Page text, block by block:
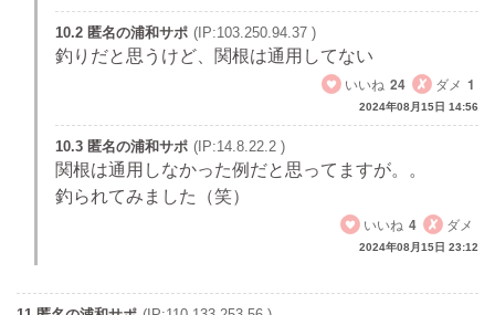
10.2 匿名の浦和サポ (IP:103.250.94.37 )
釣りだと思うけど、関根は通用してない
いいね 24 ダメ 1
2024年08月15日 14:56
10.3 匿名の浦和サポ (IP:14.8.22.2 )
関根は通用しなかった例だと思ってますが。。
釣られてみました（笑）
いいね 4 ダメ
2024年08月15日 23:12